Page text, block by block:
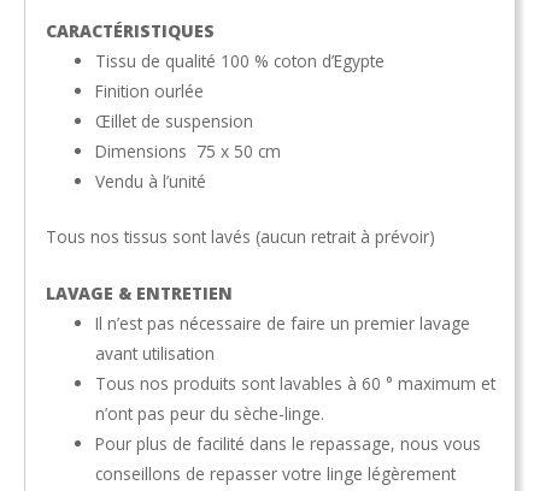
CARACTÉRISTIQUES
Tissu de qualité 100 % coton d’Egypte
Finition ourlée
Œillet de suspension
Dimensions 75 x 50 cm
Vendu à l’unité
Tous nos tissus sont lavés (aucun retrait à prévoir)
LAVAGE & ENTRETIEN
Il n’est pas nécessaire de faire un premier lavage
avant utilisation
Tous nos produits sont lavables à 60 ° maximum et
n’ont pas peur du sèche-linge.
Pour plus de facilité dans le repassage, nous vous
conseillons de repasser votre linge légèrement